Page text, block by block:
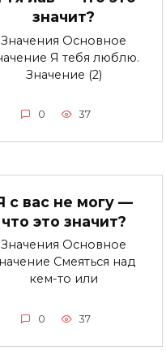
значит?
Значения Основное
Я тебя люблю.
Значение (2)
0 37
с вас не могу —
что это значит?
Значения Основное
Смеяться над
кем-то или
0 37